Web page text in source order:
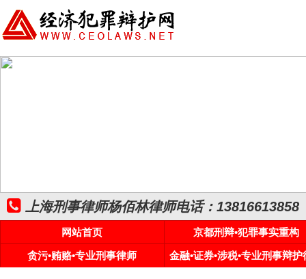
上海刑事律师杨佰林律师电话：13816613858
网站首页
京都刑辩•犯罪事实重构
贪污•贿赂•专业刑事律师
金融•证券•涉税•专业刑事辩护